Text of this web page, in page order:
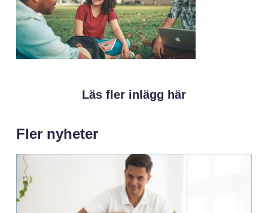
Läs fler inlägg här
Fler nyheter